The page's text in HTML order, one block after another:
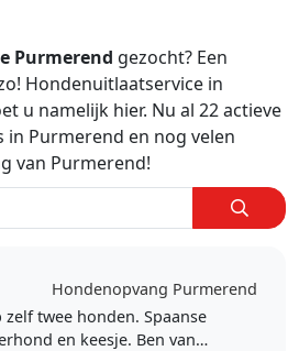
Purmerend gezocht? Een
Hondenuitlaatservice in
u namelijk hier. Nu al 22 actieve
Purmerend en nog velen
van Purmerend!
Hondenopvang Purmerend
zelf twee honden. Spaanse
en keesje. Ben van